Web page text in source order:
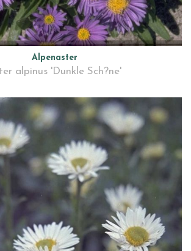
Alpenaster
alpinus 'Dunkle Sch?ne'